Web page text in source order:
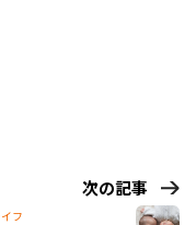
次の記事
フ